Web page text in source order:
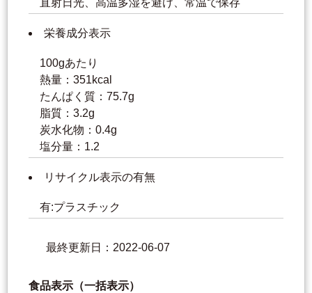
直射日光、高温多湿を避け、常温で保存
栄養成分表示
100gあたり
熱量：351kcal
たんぱく質：75.7g
脂質：3.2g
炭水化物：0.4g
塩分量：1.2
リサイクル表示の有無
有:プラスチック
最終更新日：2022-06-07
食品表示（一括表示）